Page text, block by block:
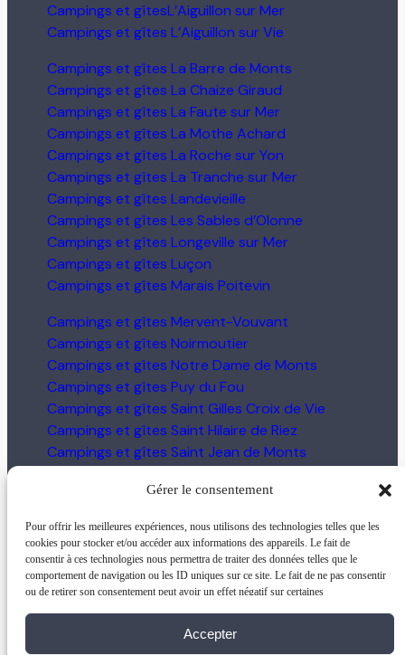
Gérer le consentement
Pour offrir les meilleures expériences, nous utilisons des technologies telles que les
cookies pour stocker et/ou accéder aux informations des appareils. Le fait de
consentir à ces technologies nous permettra de traiter des données telles que le
comportement de navigation ou les ID uniques sur ce site. Le fait de ne pas consentir
ou de retirer son consentement peut avoir un effet négatif sur certaines
Accepter
Campings et gîtesL’Aiguillon sur Mer
Campings et gîtes L’Aiguillon sur Vie
Campings et gîtes La Barre de Monts
Campings et gîtes La Chaize Giraud
Campings et gîtes La Faute sur Mer
Campings et gîtes La Mothe Achard
Campings et gîtes La Roche sur Yon
Campings et gîtes La Tranche sur Mer
Campings et gîtes Landevieille
Campings et gîtes Les Sables d’Olonne
Campings et gîtes Longeville sur Mer
Campings et gîtes Luçon
Campings et gîtes Marais Poitevin
Campings et gîtes Mervent-Vouvant
Campings et gîtes Noirmoutier
Campings et gîtes Notre Dame de Monts
Campings et gîtes Puy du Fou
Campings et gîtes Saint Gilles Croix de Vie
Campings et gîtes Saint Hilaire de Riez
Campings et gîtes Saint Jean de Monts
Campings et gîtes Saint Michel en l’Herm
Campings et gîtes Vairé
Qui sommes-nous ?|Partenaires| |